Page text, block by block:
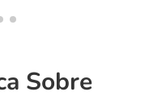
Sobre